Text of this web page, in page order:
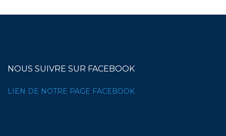
NOUS SUIVRE SUR FACEBOOK
LIEN DE NOTRE PAGE FACEBOOK